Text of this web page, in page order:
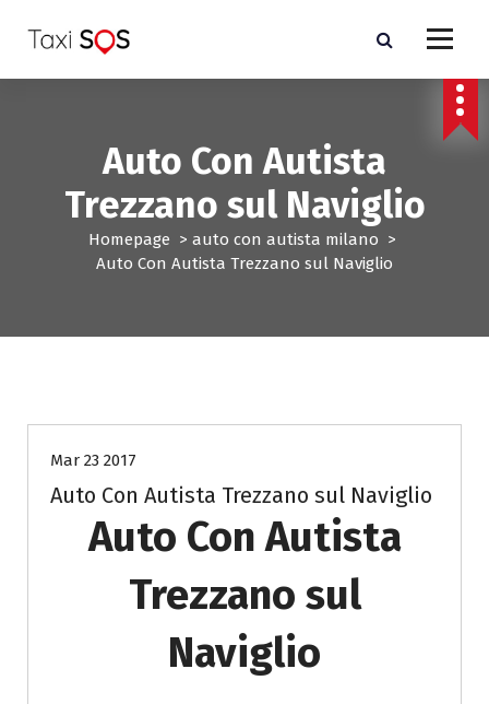
a
Auto Con Autista
Trezzano sul Naviglio
Homepage > auto con autista milano >
Auto Con Autista Trezzano sul Naviglio
Mar 23 2017
Auto Con Autista Trezzano sul Naviglio
Auto Con Autista
Trezzano sul
Naviglio